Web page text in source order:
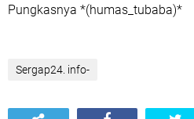
Pungkasnya *(humas_tubaba)*
Sergap24. info-